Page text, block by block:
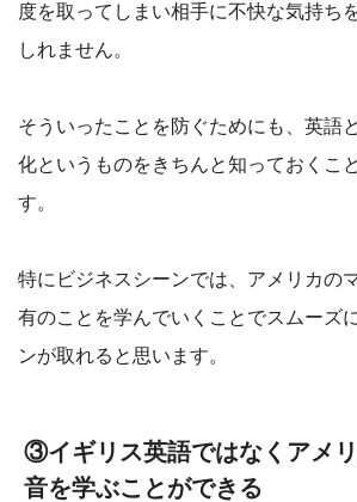
度を取ってしまい相手に不快な気持ち
しれません。
そういったことを防ぐためにも、英語
化というものをきちんと知っておくこ
す。
特にビジネスシーンでは、アメリカの
有のことを学んでいくことでスムーズ
ンが取れると思います。
③イギリス英語ではなくアメ
音を学ぶことができる